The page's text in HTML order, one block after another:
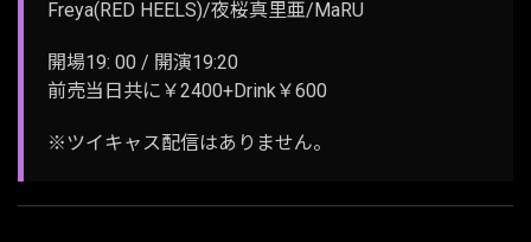
Freya(RED HEELS)/夜桜真里亜/MaRU
開場19: 00 / 開演19:20
前売当日共に￥2400+Drink￥600
※ツイキャス配信はありません。